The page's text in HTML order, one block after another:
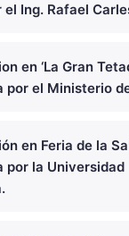
Ing. Rafael
en ‘La Gran
por el Ministerio
en Feria de la
por la Universidad